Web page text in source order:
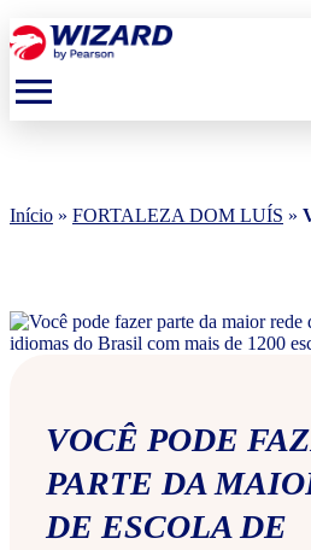
menu
Início » FORTALEZA DOM LUÍS »
VOCÊ PODE
PARTE DA
DE ESCOLA DE